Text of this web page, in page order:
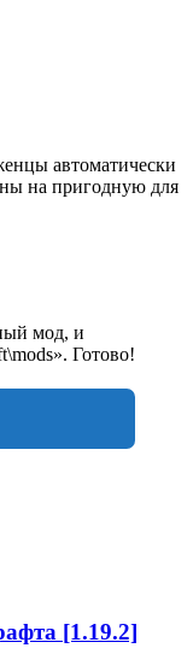
автоматически
на пригодную для
мод, и
Готово!
[1.19.2]